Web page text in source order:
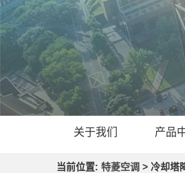
关于我们 产品
当前位置: 特菱空调 > 冷却塔